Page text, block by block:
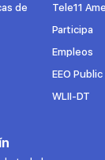
pestañapestaña
de
Tele11
Participa
Empleos
EEO
WLII-DT